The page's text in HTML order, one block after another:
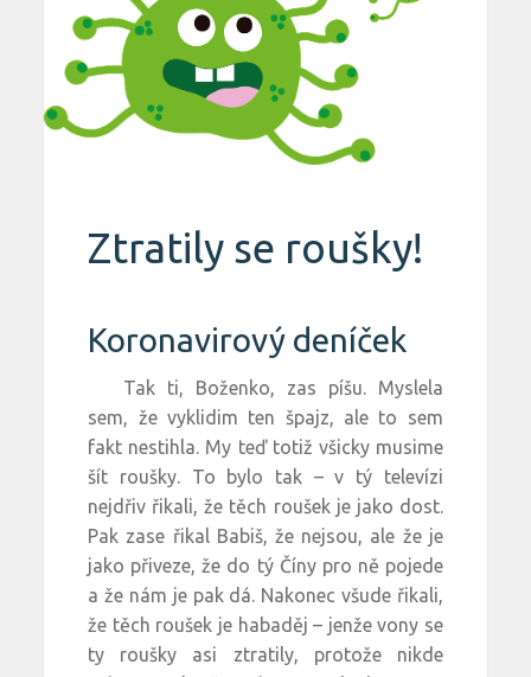
Ztratily se roušky!
Koronavirový deníček
Tak ti, Boženko, zas píšu. Myslela
sem, že vyklidim ten špajz, ale to sem
fakt nestihla. My teď totiž všicky musime
šít roušky. To bylo tak – v tý televízi
nejdřiv řikali, že těch roušek je jako dost.
Pak zase řikal Babiš, že nejsou, ale že je
jako přiveze, že do tý Číny pro ně pojede
a že nám je pak dá. Nakonec všude řikali,
že těch roušek je habaděj – jenže vony se
ty roušky asi ztratily, protože nikde